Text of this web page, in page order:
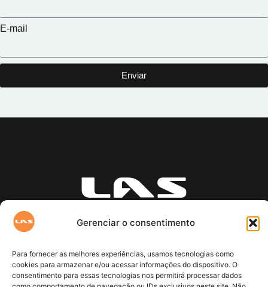
Gerenciar o consentimento
Para fornecer as melhores experiências, usamos tecnologias como
cookies para armazenar e/ou acessar informações do dispositivo. O
consentimento para essas tecnologias nos permitirá processar dados
E-mail
Enviar
Uma empresa que busca
que a recebemos.